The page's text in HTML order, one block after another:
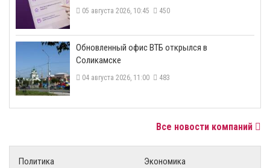
05 августа 2026, 10:45 450
​Обновленный офис ВТБ открылся в
Соликамске
04 августа 2026, 11:00 483
Все новости компаний
Политика
Экономика